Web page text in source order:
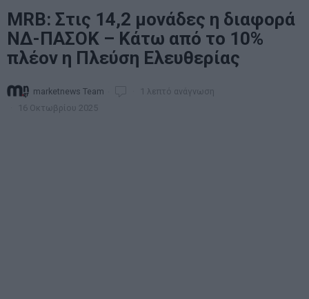
ΜRB: Στις 14,2 μονάδες η διαφορά
ΝΔ-ΠΑΣΟΚ – Κάτω από το 10%
πλέον η Πλεύση Ελευθερίας
marketnews Team
1 λεπτό ανάγνωση
16 Οκτωβρίου 2025